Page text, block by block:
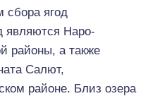
сбора ягод
являются Наро-
районы, а также
Салют,
районе. Близ озера